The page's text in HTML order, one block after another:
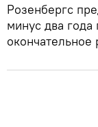
Розенбергс
минус два